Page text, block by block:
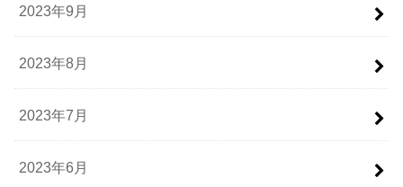
2023年9月
2023年8月
2023年7月
2023年6月